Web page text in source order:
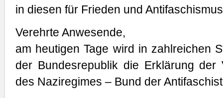
in diesen für Frieden und
Verehrte Anwesende,
am heutigen Tage wird in zahlreichen
der Bundesrepublik die Erklärung der
des Naziregimes – Bund der